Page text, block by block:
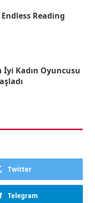
Reading
İyi Kadın Oyuncusu
Twitter
Telegram